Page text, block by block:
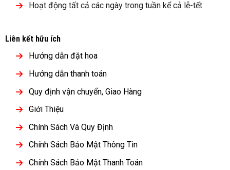
Hoạt động tất cả các ngày trong tuần kể cả lễ-tết
Liên kết hữu ích
Hướng dẫn đặt hoa
Hướng dẫn thanh toán
Quy định vận chuyển, Giao Hàng
Giới Thiệu
Chính Sách Và Quy Định
Chính Sách Bảo Mật Thông Tin
Chính Sách Bảo Mật Thanh Toán